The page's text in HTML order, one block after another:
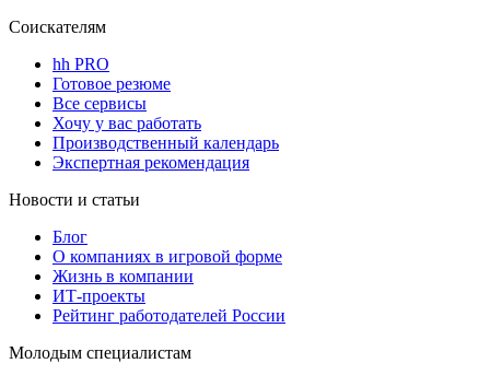
Соискателям
hh PRO
Готовое резюме
Все сервисы
Хочу у вас работать
Производственный календарь
Экспертная рекомендация
Новости и статьи
Блог
О компаниях в игровой форме
Жизнь в компании
ИТ-проекты
Рейтинг работодателей России
Молодым специалистам